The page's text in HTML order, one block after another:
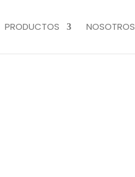
PRODUCTOS NOSOTROS